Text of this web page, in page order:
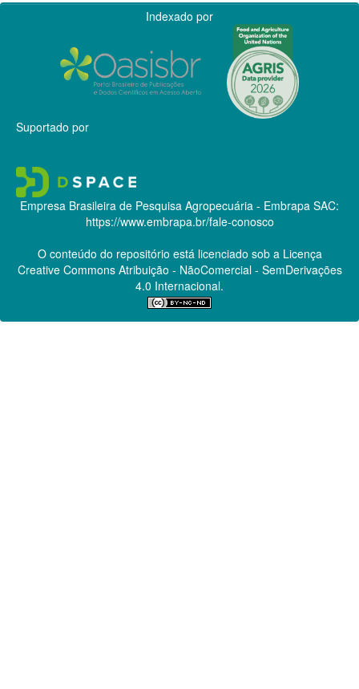
Indexado por
Suportado por
Empresa Brasileira de Pesquisa Agropecuária - Embrapa SAC:
https://www.embrapa.br/fale-conosco
O conteúdo do repositório está licenciado sob a Licença
Creative CommonsAtribuição - NãoComercial - SemDerivações
4.0 Internacional.